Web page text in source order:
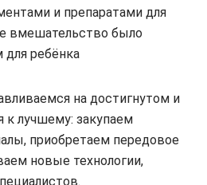
и препаратами для
вмешательство было
для ребёнка
на достигнутом и
к лучшему: закупаем
приобретаем передовое
новые технологии,